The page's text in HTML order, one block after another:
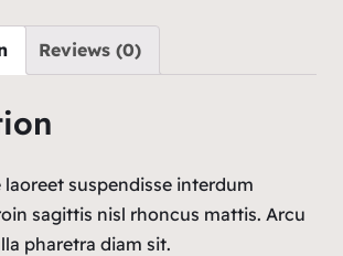
Reviews (0)
laoreet suspendisse interdum
sagittis nisl rhoncus mattis. Arcu
pharetra diam sit.